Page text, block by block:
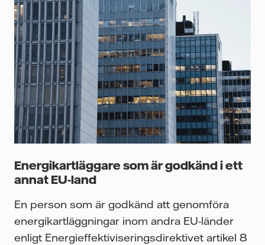
Energikartläggare som är godkänd i ett
annat EU-land
En person som är godkänd att genomföra
energikartläggningar inom andra EU-länder
enligt Energieffektiviseringsdirektivet artikel 8